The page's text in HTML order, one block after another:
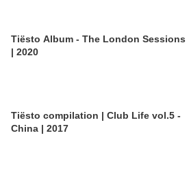
Tiësto Album - The London Sessions
| 2020
Tiësto compilation | Club Life vol.5 -
China | 2017